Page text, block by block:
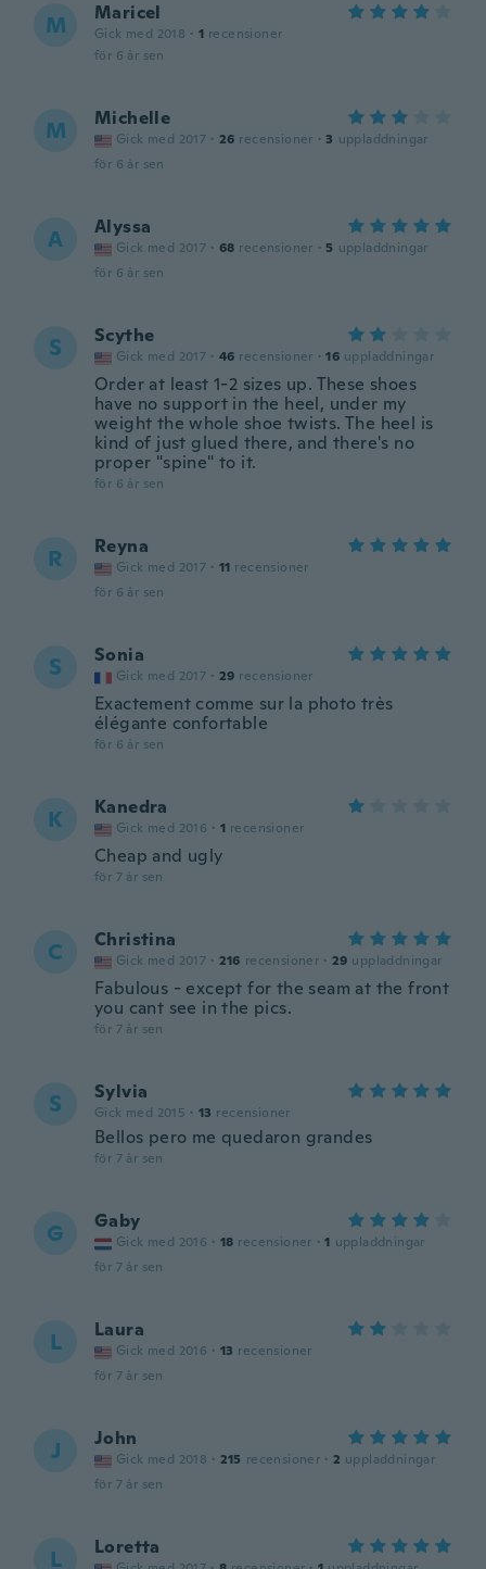
M Maricel
Gick med 2018 · 1 recensioner
för 6 år sen
M Michelle
Gick med 2017 · 26 recensioner · 3 uppladdningar
för 6 år sen
A Alyssa
Gick med 2017 · 68 recensioner · 5 uppladdningar
för 6 år sen
S Scythe
Gick med 2017 · 46 recensioner · 16 uppladdningar
Order at least 1-2 sizes up. These shoes
have no support in the heel, under my
weight the whole shoe twists. The heel is
kind of just glued there, and there's no
proper "spine" to it.
för 6 år sen
R Reyna
Gick med 2017 · 11 recensioner
för 6 år sen
S Sonia
Gick med 2017 · 29 recensioner
Exactement comme sur la photo très
élégante confortable
för 6 år sen
K Kanedra
Gick med 2016 · 1 recensioner
Cheap and ugly
för 7 år sen
C Christina
Gick med 2017 · 216 recensioner · 29 uppladdningar
Fabulous - except for the seam at the front
you cant see in the pics.
för 7 år sen
S Sylvia
Gick med 2015 · 13 recensioner
Bellos pero me quedaron grandes
för 7 år sen
G Gaby
Gick med 2016 · 18 recensioner · 1 uppladdningar
för 7 år sen
L Laura
Gick med 2016 · 13 recensioner
för 7 år sen
J John
Gick med 2018 · 215 recensioner · 2 uppladdningar
för 7 år sen
L Loretta